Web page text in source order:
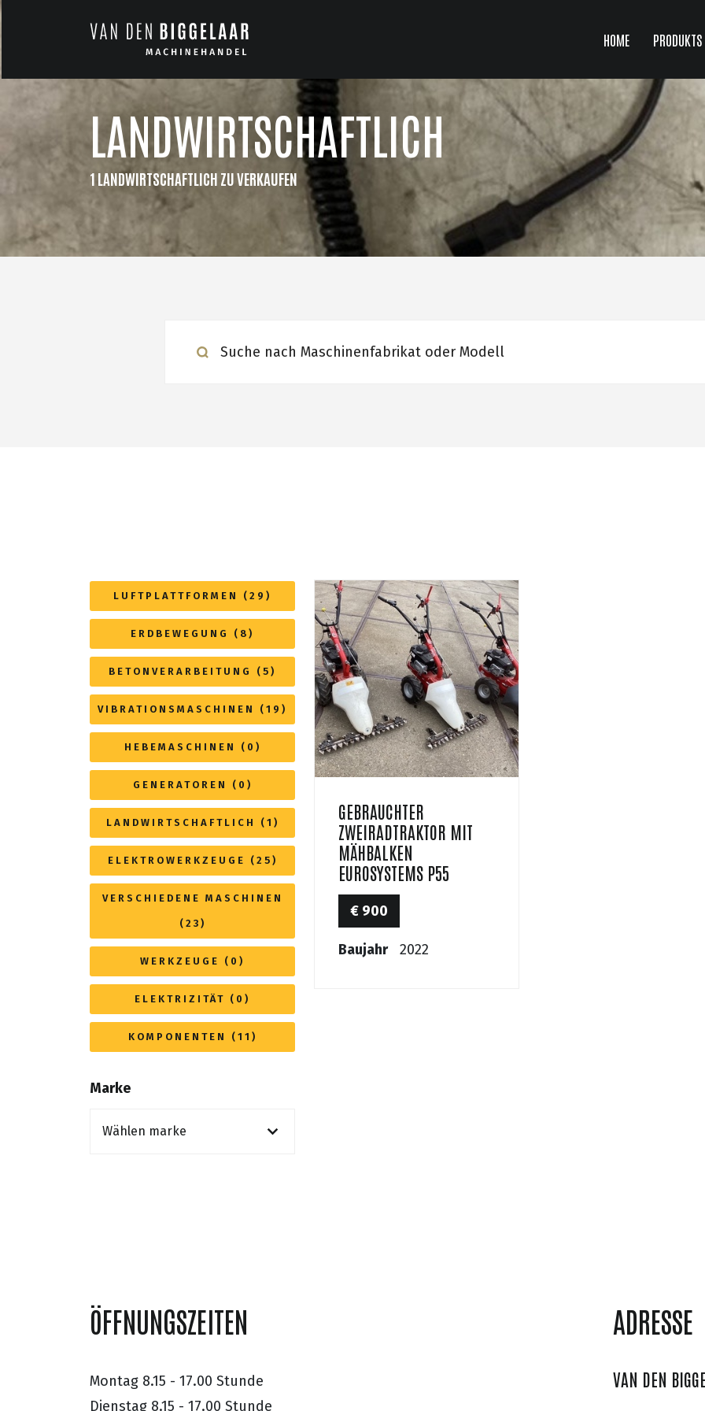
HOME PRODUKTS
LANDWIRTSCHAFTLICH
1 LANDWIRTSCHAFTLICH ZU VERKAUFEN
LUFTPLATTFORMEN (29)
ERDBEWEGUNG (8)
BETONVERARBEITUNG (5)
VIBRATIONSMASCHINEN (19)
HEBEMASCHINEN (0)
GENERATOREN (0)
LANDWIRTSCHAFTLICH (1)
ELEKTROWERKZEUGE (25)
VERSCHIEDENE MASCHINEN
(23)
WERKZEUGE (0)
ELEKTRIZITÄT (0)
KOMPONENTEN (11)
Marke
GEBRAUCHTER
ZWEIRADTRAKTOR MIT
MÄHBALKEN
EUROSYSTEMS P55
€ 900
Baujahr 2022
ÖFFNUNGSZEITEN
Montag 8.15 - 17.00 Stunde
Dienstag 8.15 - 17.00 Stunde
ADRESSE
VAN DEN